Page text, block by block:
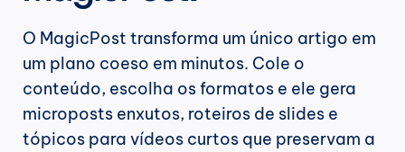
O MagicPost transforma um único artigo em
um plano coeso em minutos. Cole o
conteúdo, escolha os formatos e ele gera
microposts enxutos, roteiros de slides e
tópicos para vídeos curtos que preservam a